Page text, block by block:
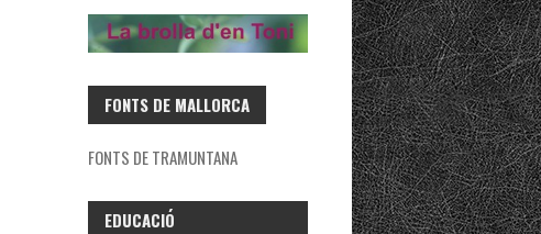
FONTS DE MALLORCA
FONTS DE TRAMUNTANA
EDUCACIÓ